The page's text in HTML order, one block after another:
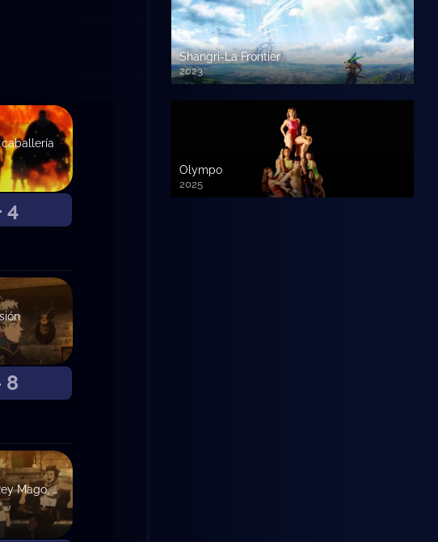
4
8
Lo que ve el Rey Mago, continuación
Shangri-La Frontier
2023
Olympo
2025